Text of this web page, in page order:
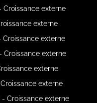
Croissance externe
externe
Croissance externe
Croissance externe
externe
externe
Croissance externe